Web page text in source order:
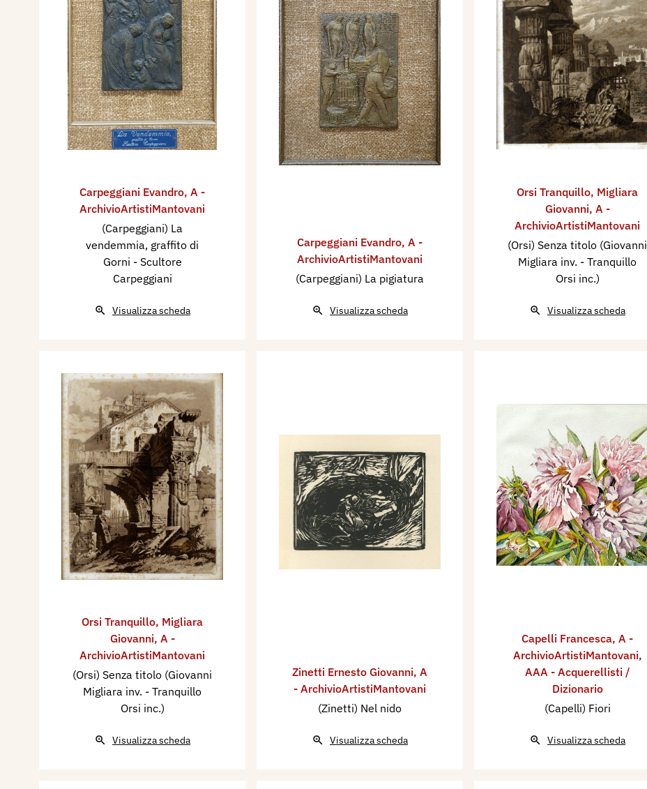
Carpeggiani Evandro, A -
ArchivioArtistiMantovani
(Carpeggiani) La
vendemmia, graffito di
Gorni - Scultore
Carpeggiani
Visualizza scheda
Carpeggiani Evandro, A -
ArchivioArtistiMantovani
(Carpeggiani) La pigiatura
Visualizza scheda
Orsi Tranquillo, Migliara
Giovanni, A -
ArchivioArtistiMantovani
(Orsi) Senza titolo (Giovanni
Migliara inv. - Tranquillo
Orsi inc.)
Visualizza scheda
Orsi Tranquillo, Migliara
Giovanni, A -
ArchivioArtistiMantovani
(Orsi) Senza titolo (Giovanni
Migliara inv. - Tranquillo
Orsi inc.)
Visualizza scheda
Zinetti Ernesto Giovanni, A
- ArchivioArtistiMantovani
(Zinetti) Nel nido
Visualizza scheda
Capelli Francesca, A -
ArchivioArtistiMantovani,
AAA - Acquerellisti /
Dizionario
(Capelli) Fiori
Visualizza scheda